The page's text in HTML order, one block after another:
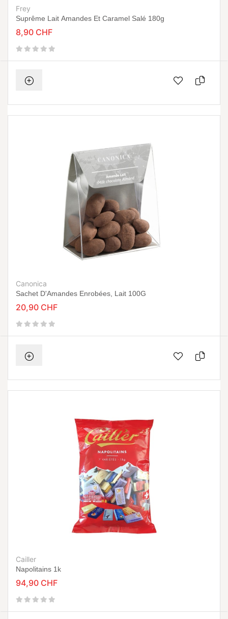
Frey
Suprême Lait Amandes Et Caramel Salé 180g
8,90 CHF
Canonica
Sachet D'Amandes Enrobées, Lait 100G
20,90 CHF
Cailler
Napolitains 1k
94,90 CHF